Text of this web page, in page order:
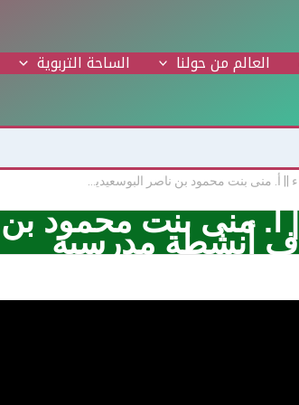
العالم من حولنا الساحة التربوية
منى بنت محمود بن
أنشطة مدرسية